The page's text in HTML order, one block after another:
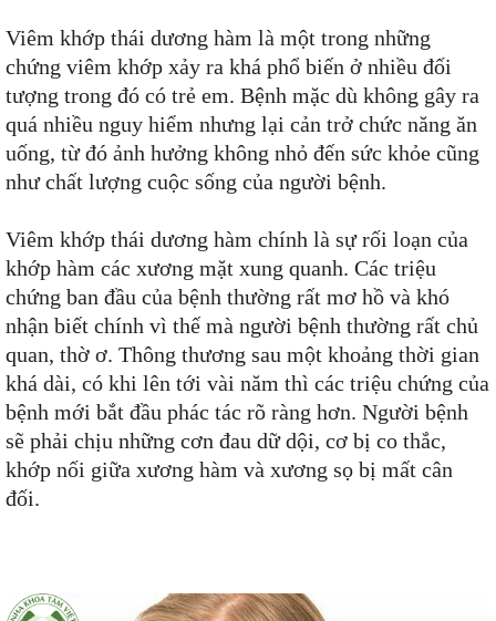
Viêm khớp thái dương hàm là một trong những
chứng viêm khớp xảy ra khá phổ biến ở nhiều đối
tượng trong đó có trẻ em. Bệnh mặc dù không gây ra
quá nhiều nguy hiểm nhưng lại cản trở chức năng ăn
uống, từ đó ảnh hưởng không nhỏ đến sức khỏe cũng
như chất lượng cuộc sống của người bệnh.
Viêm khớp thái dương hàm chính là sự rối loạn của
khớp hàm các xương mặt xung quanh. Các triệu
chứng ban đầu của bệnh thường rất mơ hồ và khó
nhận biết chính vì thế mà người bệnh thường rất chủ
quan, thờ ơ. Thông thương sau một khoảng thời gian
khá dài, có khi lên tới vài năm thì các triệu chứng của
bệnh mới bắt đầu phác tác rõ ràng hơn. Người bệnh
sẽ phải chịu những cơn đau dữ dội, cơ bị co thắc,
khớp nối giữa xương hàm và xương sọ bị mất cân
đối.